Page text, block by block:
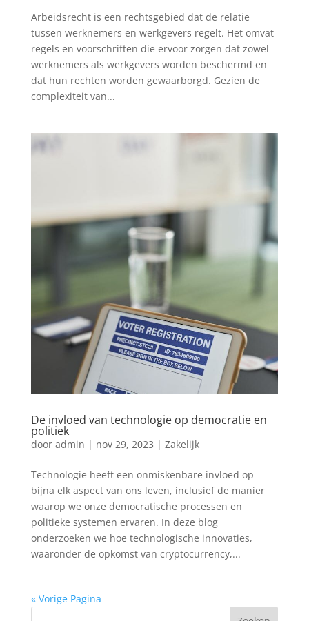
Arbeidsrecht is een rechtsgebied dat de relatie
tussen werknemers en werkgevers regelt. Het omvat
regels en voorschriften die ervoor zorgen dat zowel
werknemers als werkgevers worden beschermd en
dat hun rechten worden gewaarborgd. Gezien de
complexiteit van...
De invloed van technologie op democratie en
politiek
door admin | nov 29, 2023 | Zakelijk
Technologie heeft een onmiskenbare invloed op
bijna elk aspect van ons leven, inclusief de manier
waarop we onze democratische processen en
politieke systemen ervaren. In deze blog
onderzoeken we hoe technologische innovaties,
waaronder de opkomst van cryptocurrency,...
« Vorige Pagina